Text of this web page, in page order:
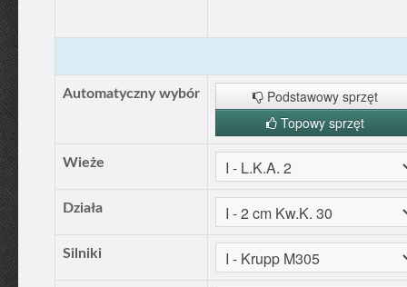
Automatyczny wybór
Podstawowy sprzęt
Topowy sprzęt
Wieże
Działa
Silniki